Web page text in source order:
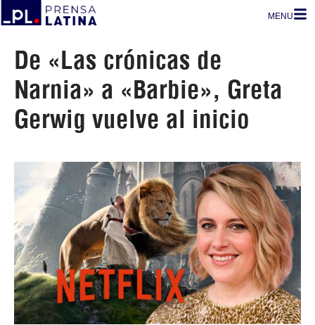
MENU
De «Las crónicas de
Narnia» a «Barbie», Greta
Gerwig vuelve al inicio